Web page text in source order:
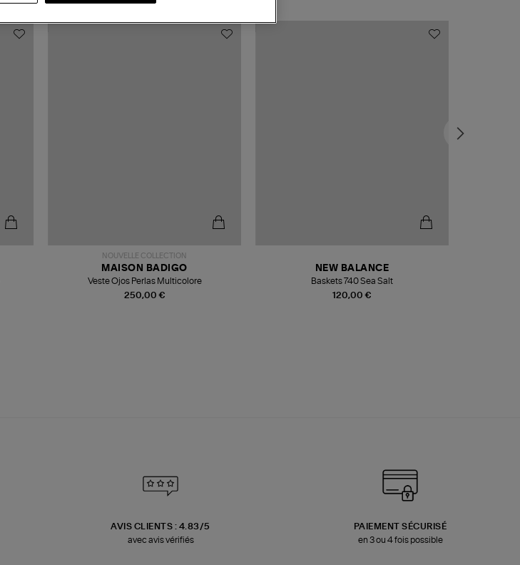
NOUVELLE COLLECTION
250,00 €
MAISON BADIGO
Veste Ojos Perlas Multicolore
120,00 €
NEW BALANCE
Baskets 740 Sea Salt
AVIS CLIENTS : 4.83/5
avec avis vérifiés
PAIEMENT SÉCURISÉ
en 3 ou 4 fois possible